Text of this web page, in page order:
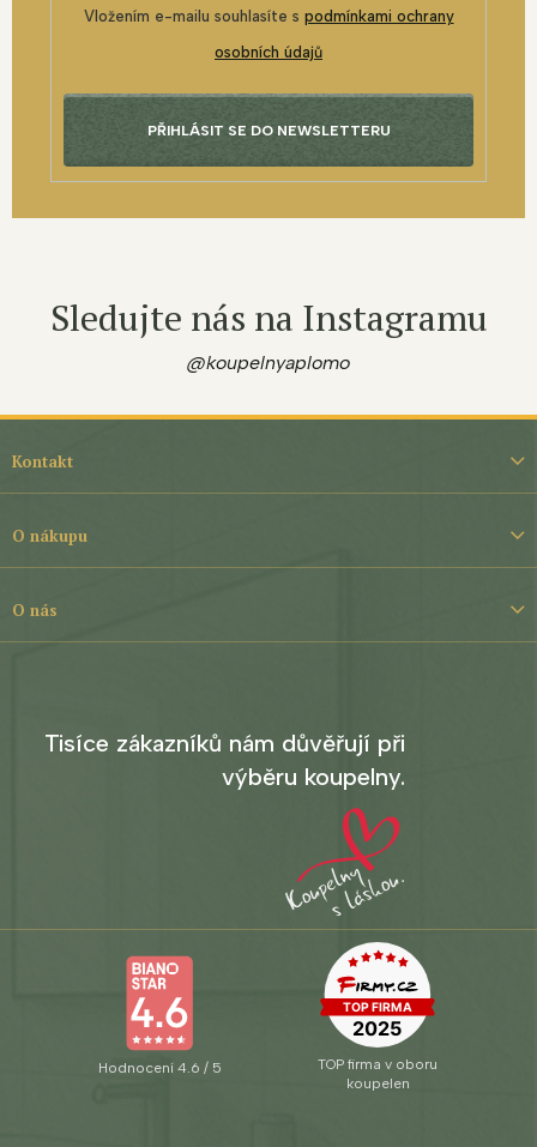
Vložením e-mailu souhlasíte s podmínkami ochrany
osobních údajů
PŘIHLÁSIT SE DO NEWSLETTERU
Sledujte nás na Instagramu
@koupelnyaplomo
í
Kontakt
O nákupu
O nás
Tisíce zákazníků nám důvěřují při
výběru koupelny.
Hodnocení 4.6 / 5
TOP firma v oboru
koupelen